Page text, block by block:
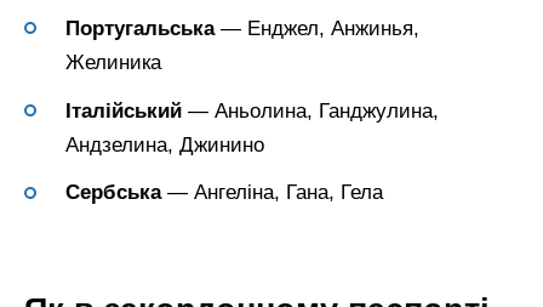
Португальська— Енджел, Анжинья,
Желиника
Італійський — Аньолина, Ганджулина,
Андзелина, Джинино
Сербська— Ангеліна, Гана, Гела